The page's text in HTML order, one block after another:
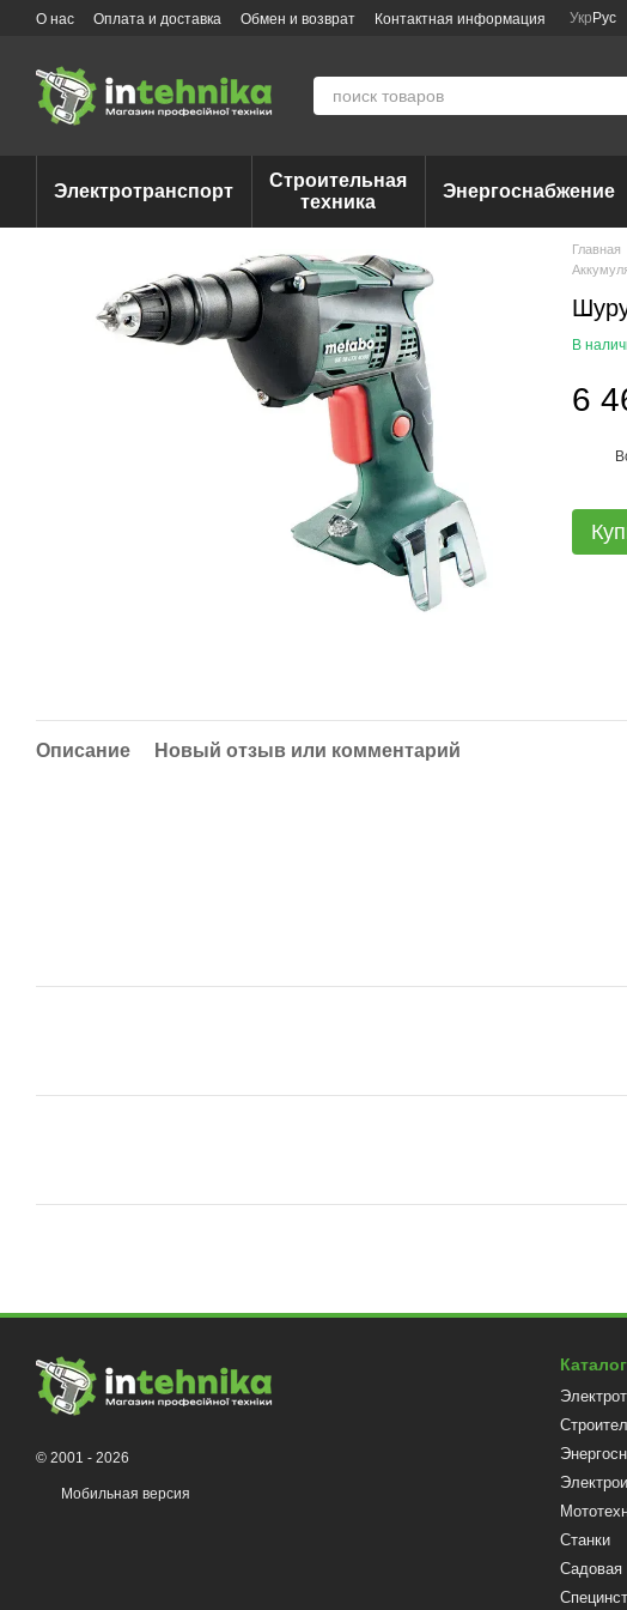
Перейти к основному контенту
О нас Оплата и доставка Обмен и возврат Контактная информация Укр Рус
Электротранспорт
Строительная
техника
Энергоснабжение
Главная
В
6
Описание Новый отзыв или комментарий
© 2001 - 2026
Мобильная версия
Каталог
Станки
Садовая